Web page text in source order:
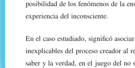
posibilidad de los fenómenos de la
experiencia del inconsciente.
En el caso estudiado, significó
inexplicables del proceso creador al
saber y la verdad, en el juego del no